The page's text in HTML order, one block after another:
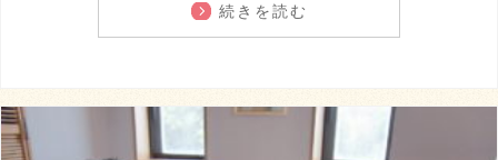
続きを読む